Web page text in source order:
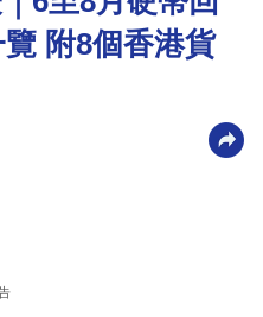
附8個香港貨